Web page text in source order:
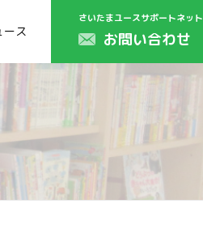
ース
さいたまユースサポートネット
お問い合わせ